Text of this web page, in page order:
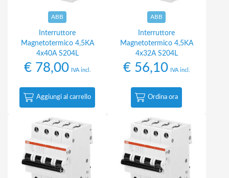
ABB
Interruttore
Magnetotermico 4,5KA
4x40A S204L
€78,00 IVA incl.
Aggiungi al carrello
ABB
Interruttore
Magnetotermico 4,5KA
4x32A S204L
€56,10 IVA incl.
Ordina ora